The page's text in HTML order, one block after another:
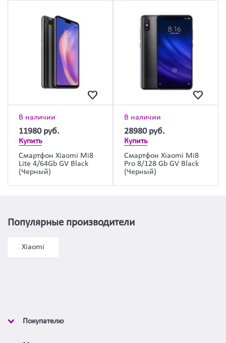
В наличии
11980 руб.
Купить
Смартфон Xiaomi Mi8
Lite 4/64Gb GV Black
(Черный)
В наличии
28980 руб.
Купить
Смартфон Xiaomi Mi8
Pro 8/128 Gb GV Black
(Черный)
Популярные производители
Xiaomi
Покупателю